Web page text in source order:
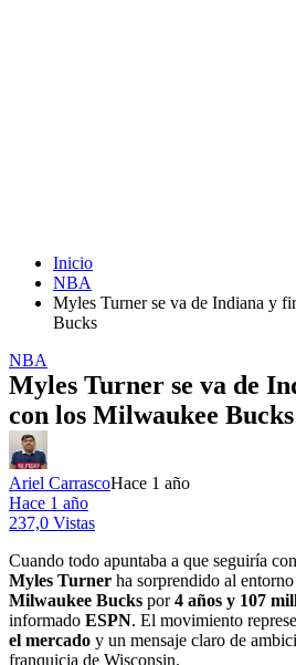
Inicio
NBA
Myles Turner se va de Indiana y
Bucks
NBA
Myles Turner se va de
con los Milwaukee Bucks
Ariel CarrascoHace 1 año
Hace 1 año
237,0 Vistas
Cuando todo apuntaba a que seguiría
Myles Turner ha sorprendido al
Milwaukee Bucks por4 años y 107
informado ESPN. El movimiento
el mercado y un mensaje claro de
franquicia de Wisconsin.